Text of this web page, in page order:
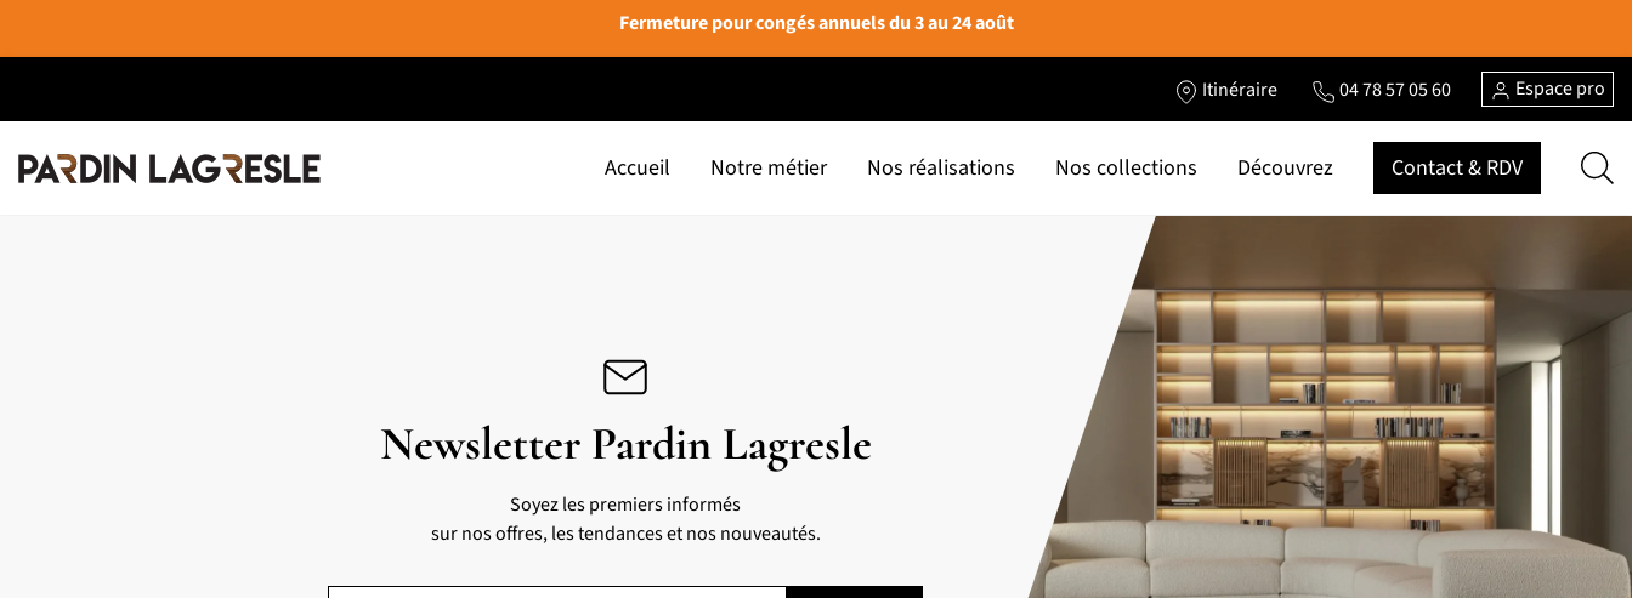
Fermeture pour congés annuels du 3 au 24 août
Itinéraire 04 78 57 05 60 Espace pro
Accueil Notre métier Nos réalisations Nos collections Découvrez Contact & RDV
Newsletter Pardin Lagresle
Soyez les premiers informés
sur nos offres, les tendances et nos nouveautés.